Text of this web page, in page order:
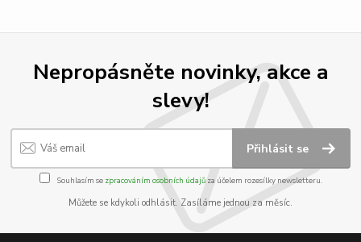
Nepropásněte novinky, akce a
slevy!
Přihlásit se
Souhlasím se zpracováním osobních údajůza účelem rozesílky newsletteru.
Můžete se kdykoli odhlásit. Zasíláme jednou za měsíc.